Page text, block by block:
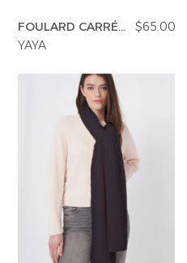
FOULARD CARRÉ
EN SATIN
$65.00
YAYA